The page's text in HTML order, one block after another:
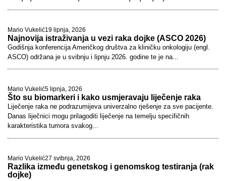
Mario Vukelić19 lipnja, 2026
Najnovija istraživanja u vezi raka dojke (ASCO 2026)
Godišnja konferencija Američkog društva za kliničku onkologiju (engl.
ASCO) održana je u svibnju i lipnju 2026. godine te je na...
Mario Vukelić5 lipnja, 2026
Što su biomarkeri i kako usmjeravaju liječenje raka
Liječenje raka ne podrazumijeva univerzalno rješenje za sve pacijente.
Danas liječnici mogu prilagoditi liječenje na temelju specifičnih
karakteristika tumora svakog...
Mario Vukelić27 svibnja, 2026
Razlika između genetskog i genomskog testiranja (rak
dojke)